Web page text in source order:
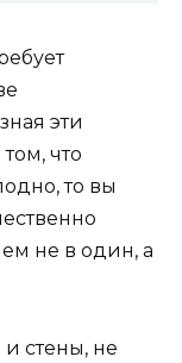
эти
что
то вы
не в один, а
стены, не